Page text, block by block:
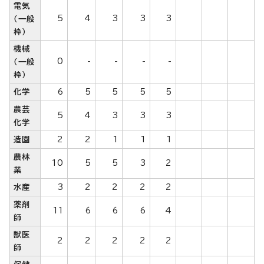
電気
（一般
枠）
5 4 3 3 3
機械
（一般
枠）
0 - - - -
化学 6 5 5 5 5
農芸
化学
5 4 3 3 3
造園 2 2 1 1 1
農林
業
10 5 5 3 2
水産 3 2 2 2 2
薬剤
師
11 6 6 6 4
獣医
師
2 2 2 2 2